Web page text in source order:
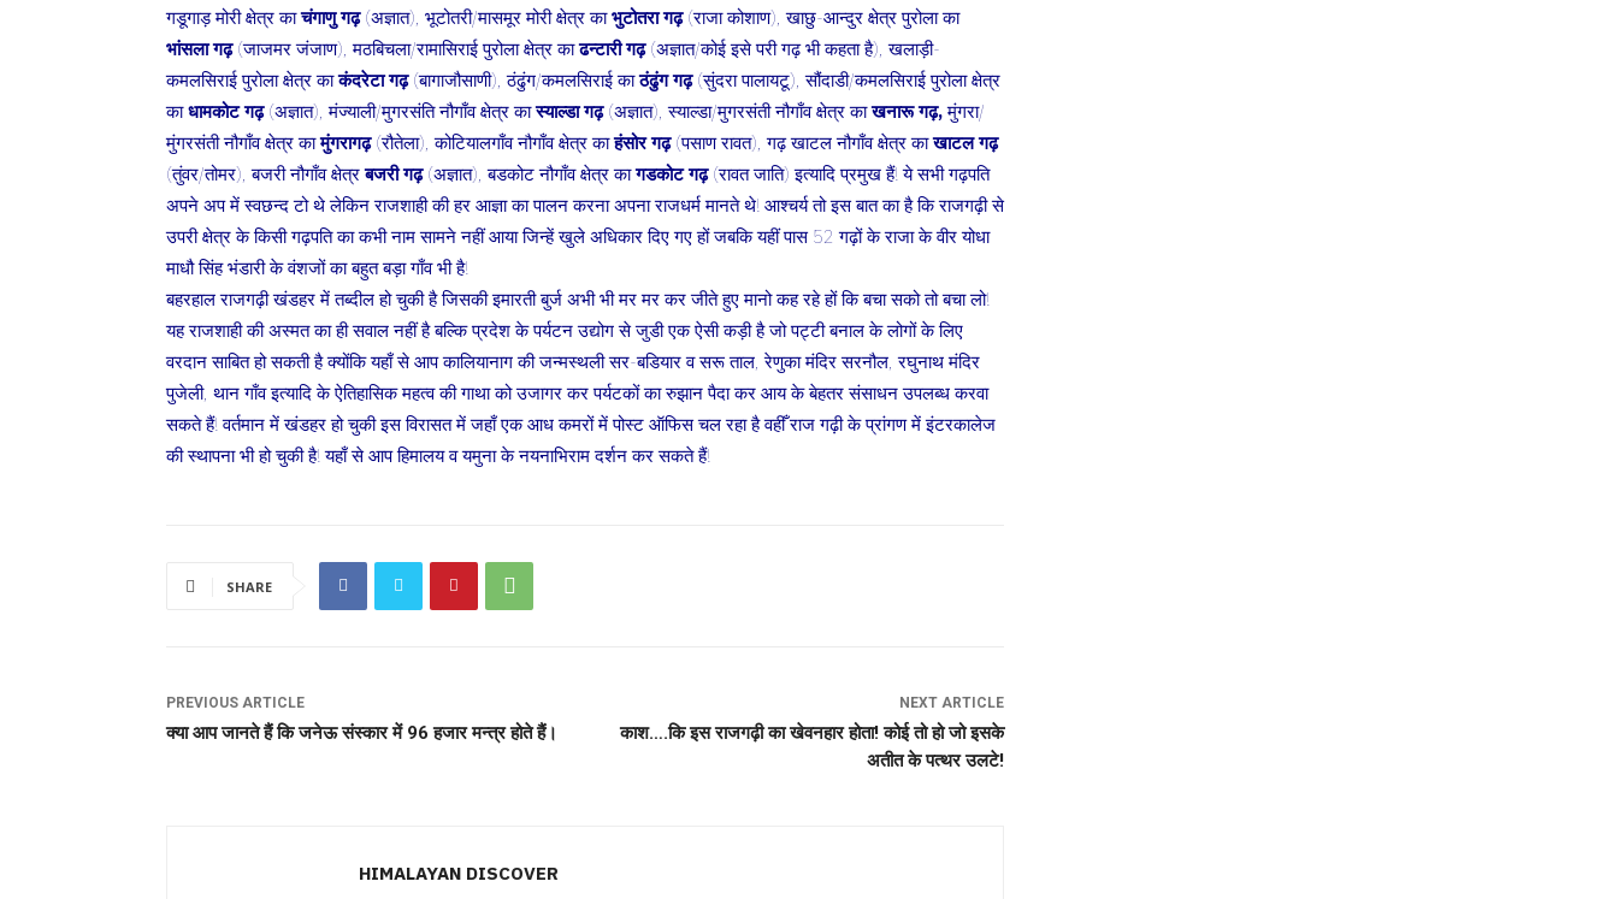
गडूगाड़ मोरी क्षेत्र काचंगाणु गढ़(अज्ञात), भूटोतरी/मासमूर मोरी क्षेत्र काभुटोतरा गढ़(राजा कोशाण), खाछु-आन्दुर क्षेत्र पुरोला का
भांसला गढ़(जाजमर जंजाण), मठबिचला/रामासिराई पुरोला क्षेत्र काढन्टारी गढ़(अज्ञात/कोई इसे परी गढ़ भी कहता है), खलाड़ी-
कमलसिराई पुरोला क्षेत्र काकंदरेटा गढ़(बागाजौसाणी), ठंढुंग/कमलसिराई काठंढुंग गढ़(सुंदरा पालायटू), सौंदाडी/कमलसिराई पुरोला क्षेत्र
काधामकोट गढ़(अज्ञात), मंज्याली/मुगरसंति नौगाँव क्षेत्र कास्याल्डा गढ़(अज्ञात), स्याल्डा/मुगरसंती नौगाँव क्षेत्र काखनारू गढ़,मुंगरा/
मुंगरसंती नौगाँव क्षेत्र कामुंगरागढ़(रौतेला), कोटियालगाँव नौगाँव क्षेत्र काहंसोर गढ़(पसाण रावत), गढ़ खाटल नौगाँव क्षेत्र काखाटल गढ़
(तुंवर/तोमर), बजरी नौगाँव क्षेत्रबजरी गढ़(अज्ञात), बडकोट नौगाँव क्षेत्र कागडकोट गढ़(रावत जाति) इत्यादि प्रमुख हैं! ये सभी गढ़पति
अपने अप में स्वछन्द टो थे लेकिन राजशाही की हर आज्ञा का पालन करना अपना राजधर्म मानते थे! आश्चर्य तो इस बात का है कि राजगढ़ी से
उपरी क्षेत्र के किसी गढ़पति का कभी नाम सामने नहीं आया जिन्हें खुले अधिकार दिए गए हों जबकि यहीं पास 52 गढ़ों के राजा के वीर योधा
माधौ सिंह भंडारी के वंशजों का बहुत बड़ा गाँव भी है!
बहरहाल राजगढ़ी खंडहर में तब्दील हो चुकी है जिसकी इमारती बुर्ज अभी भी मर मर कर जीते हुए मानो कह रहे हों कि बचा सको तो बचा लो!
यह राजशाही की अस्मत का ही सवाल नहीं है बल्कि प्रदेश के पर्यटन उद्योग से जुडी एक ऐसी कड़ी है जो पट्टी बनाल के लोगों के लिए
वरदान साबित हो सकती है क्योंकि यहाँ से आप कालियानाग की जन्मस्थली सर-बडियार व सरू ताल, रेणुका मंदिर सरनौल, रघुनाथ मंदिर
पुजेली, थान गाँव इत्यादि के ऐतिहासिक महत्व की गाथा को उजागर कर पर्यटकों का रुझान पैदा कर आय के बेहतर संसाधन उपलब्ध करवा
सकते हैं! वर्तमान में खंडहर हो चुकी इस विरासत में जहाँ एक आध कमरों में पोस्ट ऑफिस चल रहा है वहीँ राज गढ़ी के प्रांगण में इंटरकालेज
की स्थापना भी हो चुकी है! यहाँ से आप हिमालय व यमुना के नयनाभिराम दर्शन कर सकते हैं!
SHARE
PREVIOUS ARTICLE
क्या आप जानते हैं कि जनेऊ संस्कार में 96 हजार मन्त्र होते हैं।
NEXT ARTICLE
काश….कि इस राजगढ़ी का खेवनहार होता! कोई तो हो जो इसके
अतीत के पत्थर उलटे!
HIMALAYAN DISCOVER